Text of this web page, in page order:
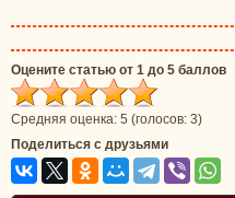
Оцените статью от 1 до 5 баллов
Средняя оценка: 5 (голосов: 3)
Поделиться с друзьями